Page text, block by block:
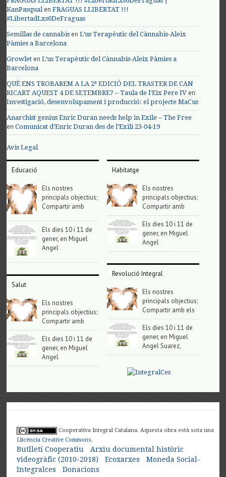
KanPasqualenFRAGUAS LLIBERTAT !!!
#LibertadLxs6DeFraguas
Semillas de cannabis enL’us Terapèutic del Cànnabis-Aleix
Pàmies a Barcelona
Growlet enL’us Terapèutic del Cànnabis-Aleix Pàmies a
Barcelona
QUÈ ENS TROBAREM A LA 2ª EDICIÓ DEL TRASTER DE CAN
RICART AQUEST 4 DE SETEMBRE? – Taula de l'Eix Pere IV en
Investigació, desenvolupament i producció: el projecte MaCus
Anarchist genius Enric Duran needs help in Exile – The Free
enComunicat d’Enric Duran des de l’Exili 23-04-19
Avis Legal
Educació
Els nostres
principals objectius;
Compartir amb
Els dies 10 i 11 de
gener, en Miguel
Angel
Salut
Els nostres
principals objectius;
Compartir amb
Els dies 10 i 11 de
gener, en Miguel
Angel
Habitatge
Els nostres
principals objectius;
Compartir amb
Els dies 10 i 11 de
gener, en Miguel
Angel
Revolució Integral
Els nostres
principals objectius;
Compartir amb els
Els dies 10 i 11 de
gener, en Miguel
Angel Suarez,
Cooperativa Integral Catalana. Aquesta obra està sota una
Llicència Creative Commons.
Butlletí Cooperatiu
Arxiu documental històric
videogràfic (2010-2018)
Ecoxarxes
Moneda Social-
Integralces
Donacions